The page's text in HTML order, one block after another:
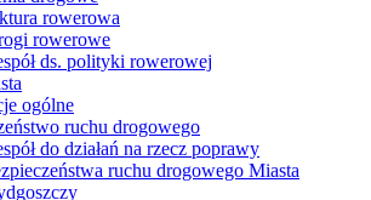
rowerowa
rowerowe
ds. polityki rowerowej
ogólne
ruchu drogowego
do działań na rzecz poprawy
ruchu drogowego Miasta